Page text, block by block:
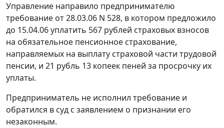
Управление направило предпринимателю
требование от 28.03.06 N 528, в котором предложило
до 15.04.06 уплатить 567 рублей страховых взносов
на обязательное пенсионное страхование,
направляемых на выплату страховой части трудовой
пенсии, и 21 рубль 13 копеек пеней за просрочку их
уплаты.
Предприниматель не исполнил требование и
обратился в суд с заявлением о признании его
незаконным.